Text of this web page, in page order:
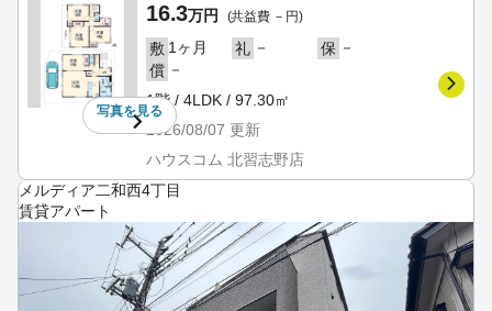
写真を見る
16.3万円 (共益費 －円)
敷 1ヶ月 礼 － 保 －
償 －
1階 / 4LDK / 97.30㎡
2026/08/07 更新
ハウスコム 北習志野店
メルディア二和西4丁目
賃貸アパート